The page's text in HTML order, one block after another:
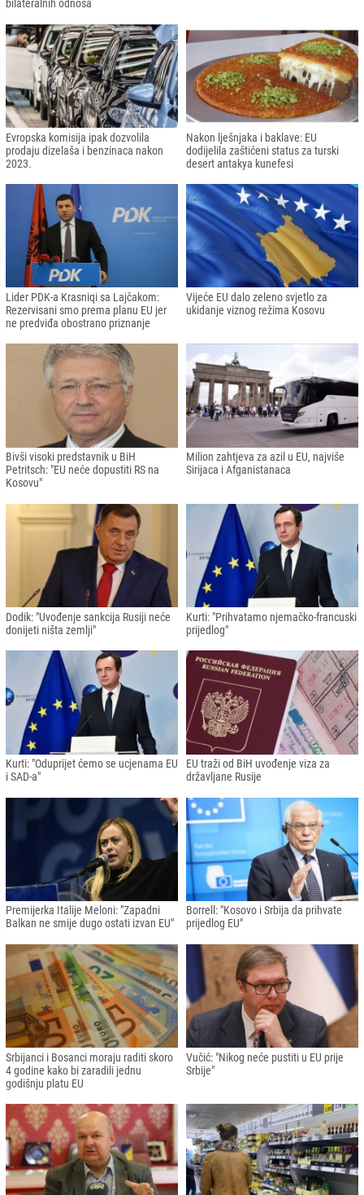
bilateralnih odnosa
Evropska komisija ipak dozvolila
prodaju dizelaša i benzinaca nakon
2023.
Nakon lješnjaka i baklave: EU
dodijelila zaštićeni status za turski
desert antakya kunefesi
Lider PDK-a Krasniqi sa Lajčakom:
Rezervisani smo prema planu EU jer
ne predviđa obostrano priznanje
Vijeće EU dalo zeleno svjetlo za
ukidanje viznog režima Kosovu
Bivši visoki predstavnik u BiH
Petritsch: "EU neće dopustiti RS na
Kosovu"
Milion zahtjeva za azil u EU, najviše
Sirijaca i Afganistanaca
Dodik: "Uvođenje sankcija Rusiji neće
donijeti ništa zemlji"
Kurti: "Prihvatamo njemačko-francuski
prijedlog"
Kurti: "Oduprijet ćemo se ucjenama EU
i SAD-a"
EU traži od BiH uvođenje viza za
državljane Rusije
Premijerka Italije Meloni: "Zapadni
Balkan ne smije dugo ostati izvan EU"
Borrell: "Kosovo i Srbija da prihvate
prijedlog EU"
Srbijanci i Bosanci moraju raditi skoro
4 godine kako bi zaradili jednu
godišnju platu EU
Vučić: "Nikog neće pustiti u EU prije
Srbije"